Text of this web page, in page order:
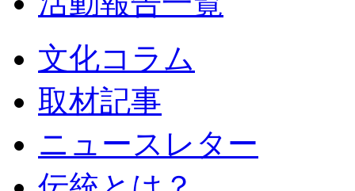
文化コラム
取材記事
ニュースレター